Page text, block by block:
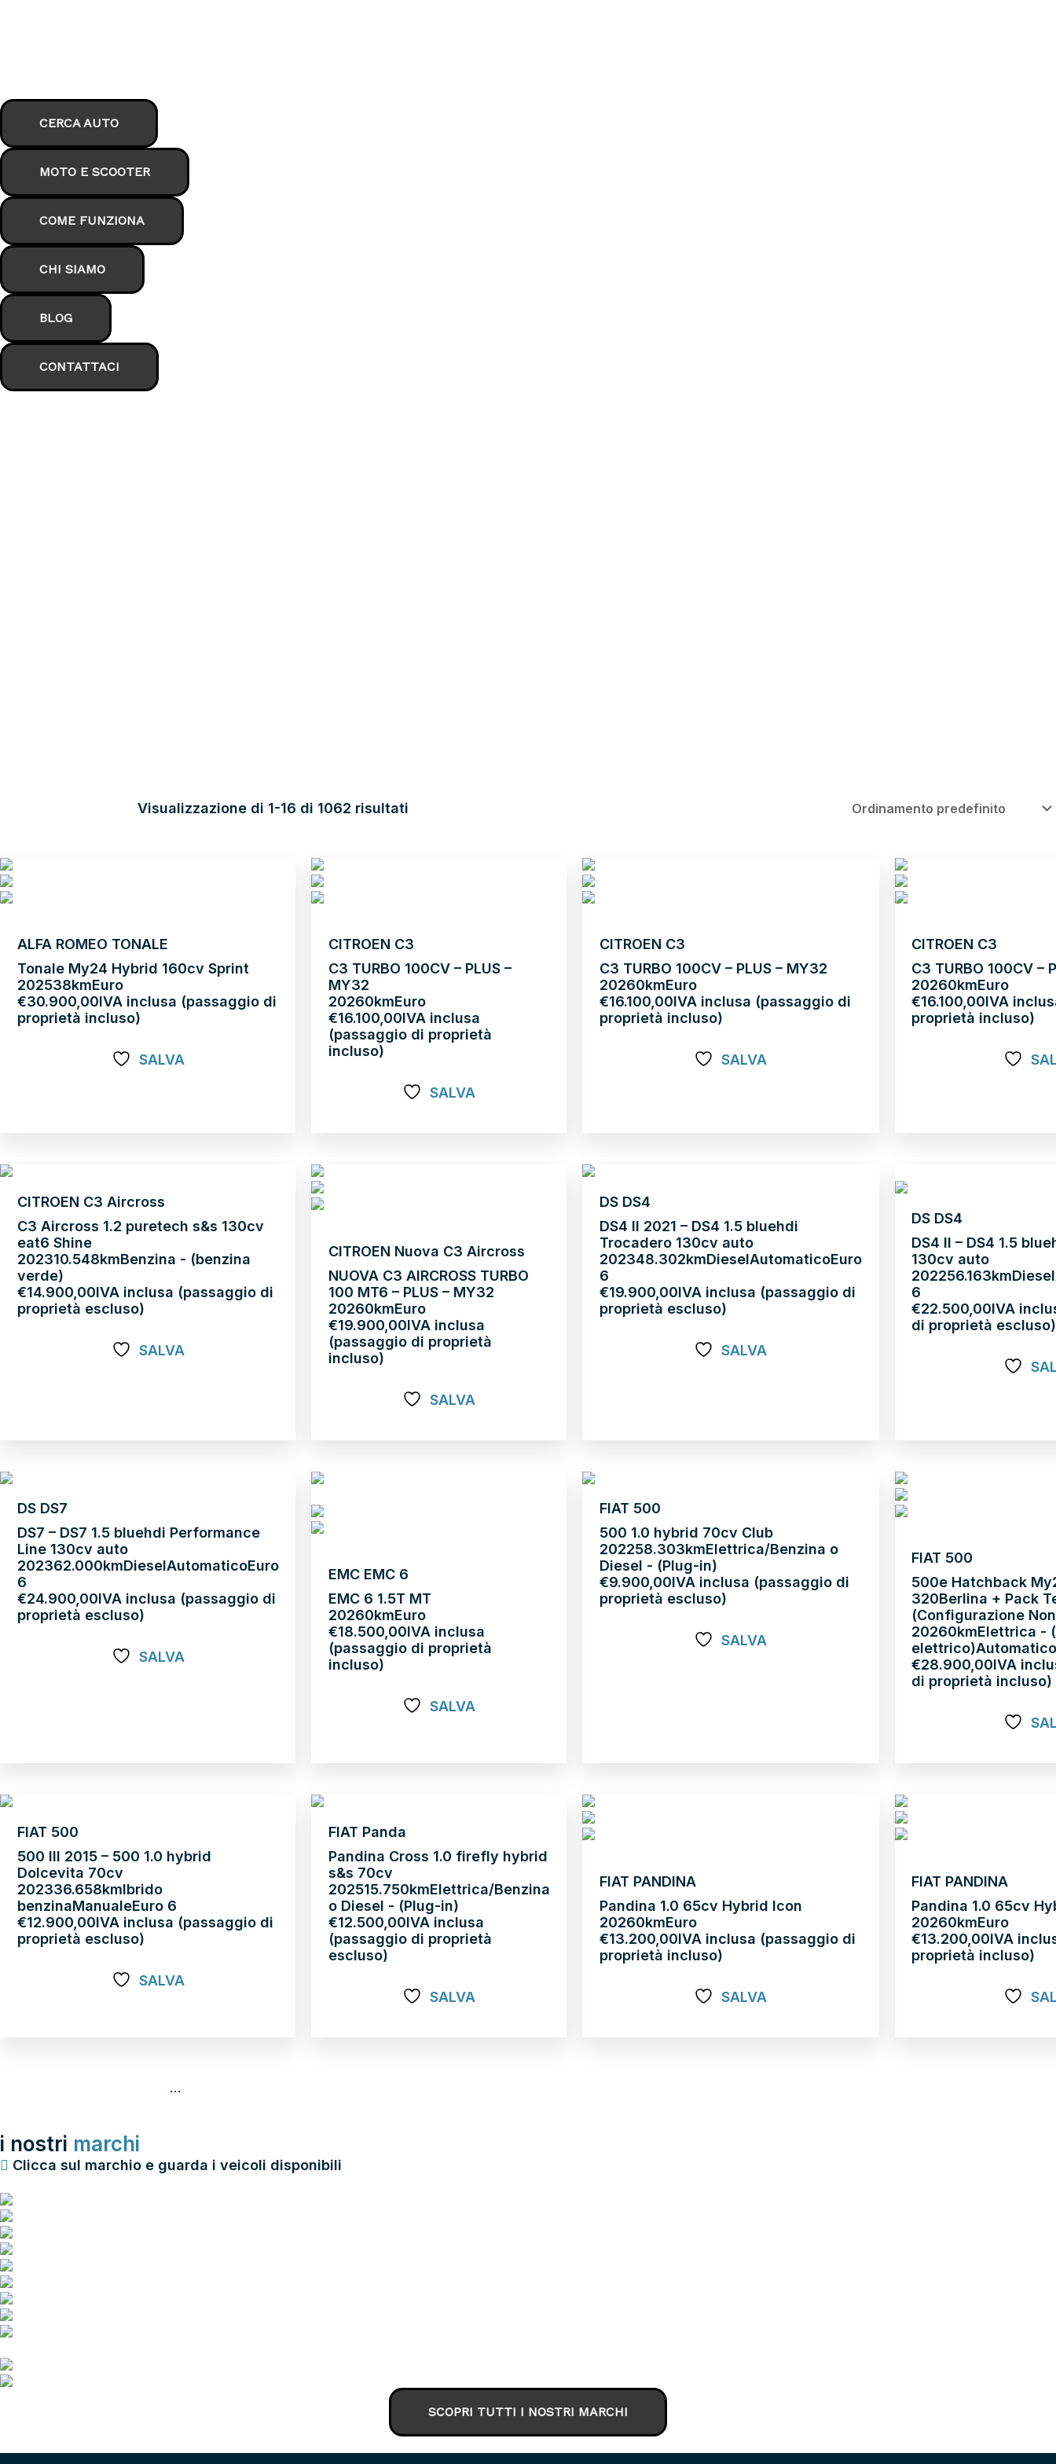
CERCA AUTO
MOTO E SCOOTER
COME FUNZIONA
CHI SIAMO
BLOG
CONTATTACI
Visualizzazione di 1-16 di 1062 risultati
ALFA ROMEO TONALE
Tonale My24 Hybrid 160cv Sprint
202538kmEuro
€30.900,00IVA inclusa (passaggio di
proprietà incluso)
SALVA
CITROEN C3
C3 TURBO 100CV – PLUS –
MY32
20260kmEuro
€16.100,00IVA inclusa
(passaggio di proprietà
incluso)
SALVA
CITROEN C3
C3 TURBO 100CV – PLUS – MY32
20260kmEuro
€16.100,00IVA inclusa (passaggio di
proprietà incluso)
SALVA
CITROEN C3
C3 TURBO 100CV –
20260kmEuro
€16.100,00IVA
proprietà incluso)
CITROEN C3 Aircross
C3 Aircross 1.2 puretech s&s 130cv
eat6 Shine
202310.548kmBenzina - (benzina
verde)
€14.900,00IVA inclusa (passaggio di
proprietà escluso)
SALVA
CITROEN Nuova C3 Aircross
NUOVA C3 AIRCROSS TURBO
100 MT6 – PLUS – MY32
20260kmEuro
€19.900,00IVA inclusa
(passaggio di proprietà
incluso)
SALVA
DS DS4
DS4 II 2021 – DS4 1.5 bluehdi
Trocadero 130cv auto
202348.302kmDieselAutomaticoEuro
6
€19.900,00IVA inclusa (passaggio di
proprietà escluso)
SALVA
DS DS4
DS4 II – DS4 1.5
130cv auto
202256.163kmDiesel
6
€22.500,00IVA
di proprietà escluso)
DS DS7
DS7 – DS7 1.5 bluehdi Performance
Line 130cv auto
202362.000kmDieselAutomaticoEuro
6
€24.900,00IVA inclusa (passaggio di
proprietà escluso)
SALVA
EMC EMC 6
EMC 6 1.5T MT
20260kmEuro
€18.500,00IVA inclusa
(passaggio di proprietà
incluso)
SALVA
FIAT 500
500 1.0 hybrid 70cv Club
202258.303kmElettrica/Benzina o
Diesel - (Plug-in)
€9.900,00IVA inclusa (passaggio di
proprietà escluso)
SALVA
FIAT 500
500e Hatchback
320Berlina + Pack
(Configurazione
20260kmElettrica -
elettrico)
€28.900,00IVA
di proprietà incluso)
FIAT 500
500 III 2015 – 500 1.0 hybrid
Dolcevita 70cv
202336.658kmIbrido
benzinaManualeEuro 6
€12.900,00IVA inclusa (passaggio di
proprietà escluso)
SALVA
FIAT Panda
Pandina Cross 1.0 firefly hybrid
s&s 70cv
202515.750kmElettrica/Benzina
o Diesel - (Plug-in)
€12.500,00IVA inclusa
(passaggio di proprietà
escluso)
SALVA
FIAT PANDINA
Pandina 1.0 65cv Hybrid Icon
20260kmEuro
€13.200,00IVA inclusa (passaggio di
proprietà incluso)
SALVA
FIAT PANDINA
Pandina 1.0 65cv
20260kmEuro
€13.200,00IVA
proprietà incluso)
…
i nostri marchi
Clicca sul marchio e guarda i veicoli disponibili
SCOPRI TUTTI I NOSTRI MARCHI